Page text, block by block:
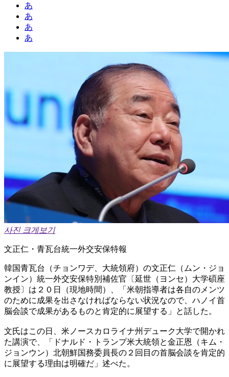
あ
あ
あ
あ
사진 크게보기
文正仁・青瓦台統一外交安保特報
韓国青瓦台（チョンワデ、大統領府）の文正仁（ムン・ジョ
ンイン）統一外交安保特別補佐官〔延世（ヨンセ）大学碩座
教授〕は２０日（現地時間）、「米朝指導者は各自のメンツ
のために成果を出さなければならない状況なので、ハノイ首
脳会談で成果があるものと肯定的に展望する」と話した。
文氏はこの日、米ノースカロライナ州デューク大学で開かれ
た講演で、「ドナルド・トランプ米大統領と金正恩（キム・
ジョンウン）北朝鮮国務委員長の２回目の首脳会談を肯定的
に展望する理由は明確だ」述べた。